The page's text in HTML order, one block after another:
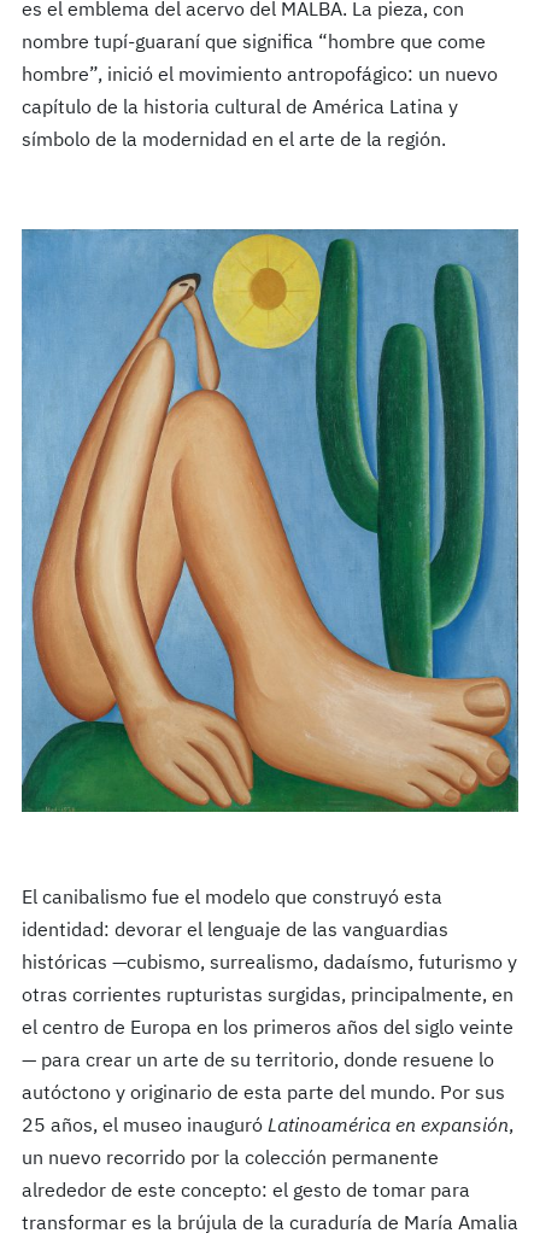
es el emblema del acervo del MALBA. La pieza, con
nombre tupí-guaraní que significa “hombre que come
hombre”, inició el movimiento antropofágico: un nuevo
capítulo de la historia cultural de América Latina y
símbolo de la modernidad en el arte de la región.
El canibalismo fue el modelo que construyó esta
identidad: devorar el lenguaje de las vanguardias
históricas —cubismo, surrealismo, dadaísmo, futurismo y
otras corrientes rupturistas surgidas, principalmente, en
el centro de Europa en los primeros años del siglo veinte
— para crear un arte de su territorio, donde resuene lo
autóctono y originario de esta parte del mundo. Por sus
25 años, el museo inauguró Latinoamérica en expansión,
un nuevo recorrido por la colección permanente
alrededor de este concepto: el gesto de tomar para
transformar es la brújula de la curaduría de María Amalia